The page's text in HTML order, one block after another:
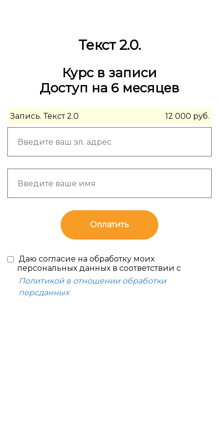
Текст 2.0.
Курс в записи
Доступ на 6 месяцев
Запись. Текст 2.0 12 000 руб.
Оплатить
Даю согласие на обработку моих
персональных данных в соответствии с
Политикой в отношении обработки
персданных